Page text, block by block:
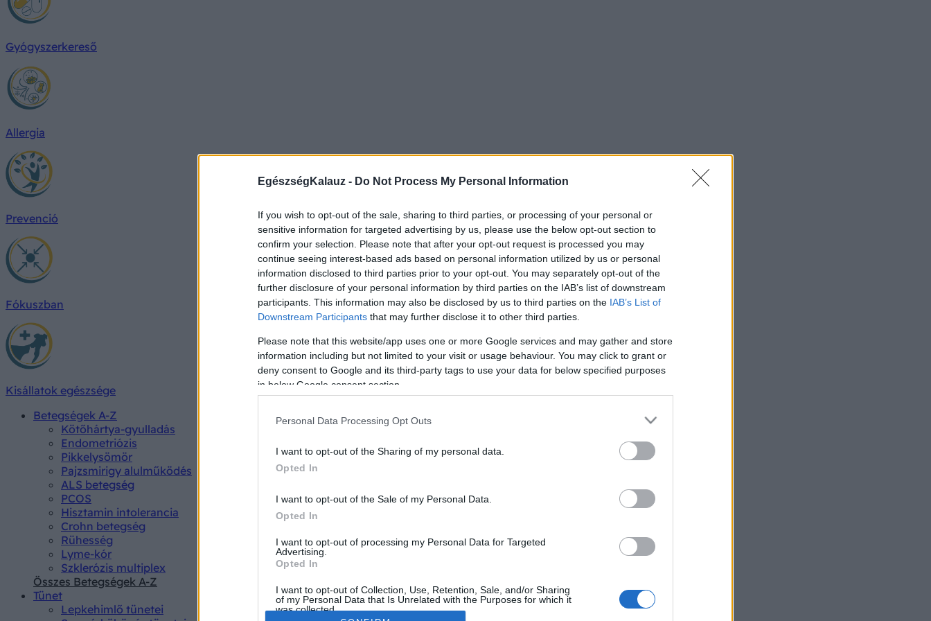
EgészségKalauz - Do Not Process My Personal Information
If you wish to opt-out of the sale, sharing to third parties, or processing of your personal or
sensitive information for targeted advertising by us, please use the below opt-out section to
confirm your selection. Please note that after your opt-out request is processed you may
continue seeing interest-based ads based on personal information utilized by us or personal
information disclosed to third parties prior to your opt-out. You may separately opt-out of the
further disclosure of your personal information by third parties on the IAB’s list of downstream
participants. This information may also be disclosed by us to third parties on the IAB’s List of
Downstream Participants that may further disclose it to other third parties.
Please note that this website/app uses one or more Google services and may gather and store
information including but not limited to your visit or usage behaviour. You may click to grant or
deny consent to Google and its third-party tags to use your data for below specified purposes
in below Google consent section.
Personal Data Processing Opt Outs
I want to opt-out of the Sharing of my personal data.
Opted In
I want to opt-out of the Sale of my Personal Data.
Opted In
I want to opt-out of processing my Personal Data for Targeted
Advertising.
Opted In
I want to opt-out of Collection, Use, Retention, Sale, and/or Sharing
of my Personal Data that Is Unrelated with the Purposes for which it
was collected.
Gyógyszerkereső
Allergia
Prevenció
Fókuszban
Kisállatok egészsége
Betegségek A-Z
Kötőhártya-gyulladás
Endometriózis
Pikkelysömör
Pajzsmirigy alulműködés
ALS betegség
PCOS
Hisztamin intolerancia
Crohn betegség
Rühesség
Lyme-kór
Szklerózis multiplex
Összes Betegségek A-Z
Tünet
Lepkehimlő tünetei